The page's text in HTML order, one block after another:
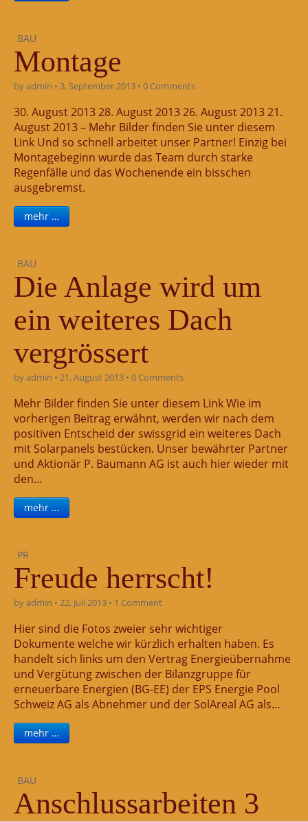
BAU
Montage
byadmin • 3. September 2013 • 0 Comments
30. August 2013 28. August 2013 26. August 2013 21.
August 2013 – Mehr Bilder finden Sie unter diesem
Link Und so schnell arbeitet unser Partner! Einzig bei
Montagebeginn wurde das Team durch starke
Regenfälle und das Wochenende ein bisschen
ausgebremst.
mehr …
BAU
Die Anlage wird um
ein weiteres Dach
vergrössert
byadmin • 21. August 2013 • 0 Comments
Mehr Bilder finden Sie unter diesem Link Wie im
vorherigen Beitrag erwähnt, werden wir nach dem
positiven Entscheid der swissgrid ein weiteres Dach
mit Solarpanels bestücken. Unser bewährter Partner
und Aktionär P. Baumann AG ist auch hier wieder mit
den…
mehr …
PR
Freude herrscht!
byadmin • 22. Juli 2013 • 1 Comment
Hier sind die Fotos zweier sehr wichtiger
Dokumente welche wir kürzlich erhalten haben. Es
handelt sich links um den Vertrag Energieübernahme
und Vergütung zwischen der Bilanzgruppe für
erneuerbare Energien (BG-EE) der EPS Energie Pool
Schweiz AG als Abnehmer und der SolAreal AG als…
mehr …
BAU
Anschlussarbeiten 3